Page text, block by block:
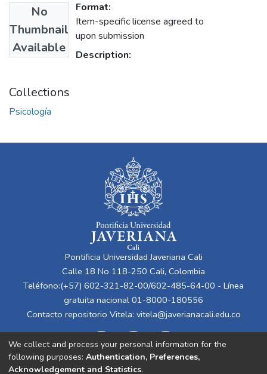
No
Thumbnail
Available
Format:
Item-specific license agreed to
upon submission
Description:
Collections
Psicología
Pontificia Universidad Javeriana Cali
Calle 18 No 118-250 Cali, Colombia
Teléfono:(+57) 602-321-82-00/602-485-64-00 - Línea
gratuita nacional 01-8000-180556
Contacto repositorio Vitela: vitela@javerianacali.edu.co
We collect and process your personal information for the
following purposes: Authentication, Preferences,
Acknowledgement and Statistics.